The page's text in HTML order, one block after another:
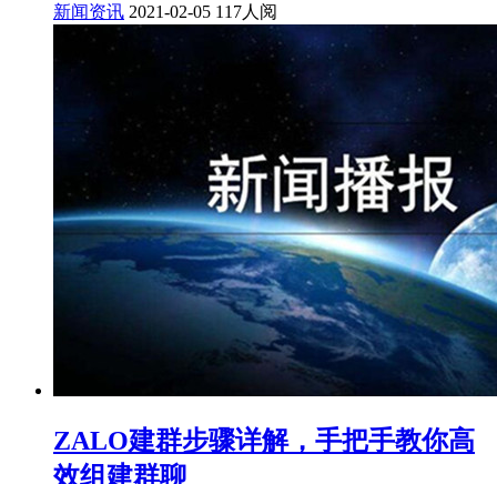
新闻资讯 2021-02-05 117人阅
ZALO建群步骤详解，手把手教你高
效组建群聊